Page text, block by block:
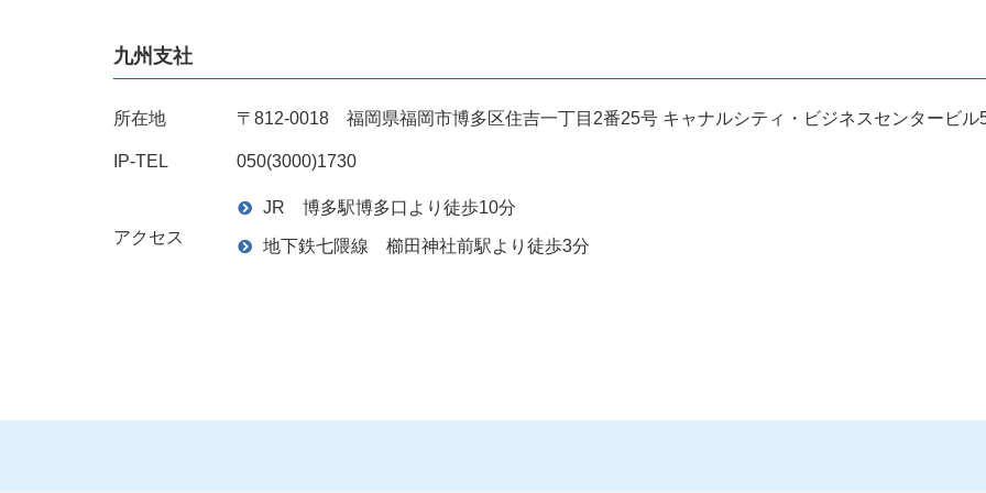
九州支社
所在地 〒812-0018 福岡県福岡市博多区住吉一丁目2番25号 キャナルシティ・ビジネスセンタービル
IP-TEL 050(3000)1730
アクセス
JR 博多駅博多口より徒歩10分
地下鉄七隈線 櫛田神社前駅より徒歩3分